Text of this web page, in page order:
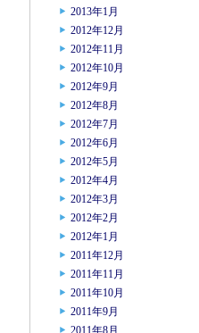
2013年1月
2012年12月
2012年11月
2012年10月
2012年9月
2012年8月
2012年7月
2012年6月
2012年5月
2012年4月
2012年3月
2012年2月
2012年1月
2011年12月
2011年11月
2011年10月
2011年9月
2011年8月